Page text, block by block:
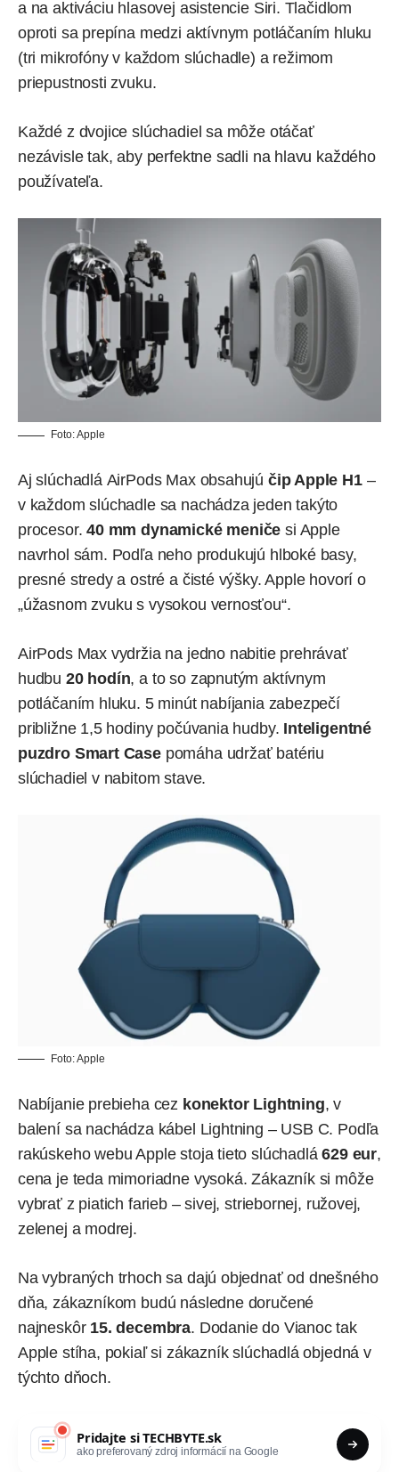
a na aktiváciu hlasovej asistencie Siri. Tlačidlom
oproti sa prepína medzi aktívnym potláčaním hluku
(tri mikrofóny v každom slúchadle) a režimom
priepustnosti zvuku.
Každé z dvojice slúchadiel sa môže otáčať
nezávisle tak, aby perfektne sadli na hlavu každého
používateľa.
Foto:Apple
Aj slúchadlá AirPods Max obsahujú čip Apple H1–
v každom slúchadle sa nachádza jeden takýto
procesor.40 mm dynamické meniče si Apple
navrhol sám. Podľa neho produkujú hlboké basy,
presné stredy a ostré a čisté výšky. Apple hovorí o
„úžasnom zvuku s vysokou vernosťou“.
AirPods Max vydržia na jedno nabitie prehrávať
hudbu 20 hodín, a to so zapnutým aktívnym
potláčaním hluku. 5 minút nabíjania zabezpečí
približne 1,5 hodiny počúvania hudby. Inteligentné
puzdro Smart Casepomáha udržať batériu
slúchadiel v nabitom stave.
Foto:Apple
Nabíjanie prebieha cez konektor Lightning, v
balení sa nachádza kábel Lightning – USB C. Podľa
rakúskeho webu Applestoja tieto slúchadlá629 eur,
cena je teda mimoriadne vysoká. Zákazník si môže
vybrať z piatich farieb – sivej, striebornej, ružovej,
zelenej a modrej.
Na vybraných trhoch sa dajú objednať od dnešného
dňa, zákazníkom budú následne doručené
najneskôr 15. decembra. Dodanie do Vianoc tak
Apple stíha, pokiaľ si zákazník slúchadlá objedná v
týchto dňoch.
Pridajte siTECHBYTE.sk
ako preferovaný zdroj informácií na Google